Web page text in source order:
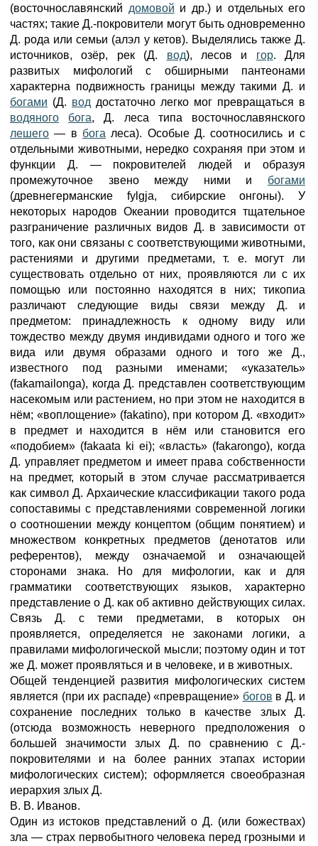
(восточнославянский домовой и др.) и отдельных его
частях; такие Д.-покровители могут быть одновременно
Д. рода или семьи (алэл у кетов). Выделялись также Д.
источников, озёр, рек (Д. вод), лесов и гор. Для
развитых мифологий с обширными пантеонами
характерна подвижность границы между такими Д. и
богами (Д. вод достаточно легко мог превращаться в
водяного
бога, Д. леса типа восточнославянского
лешего — в бога леса). Особые Д. соотносились и с
отдельными животными, нередко сохраняя при этом и
функции Д. — покровителей людей и образуя
промежуточное звено между ними и богами
(древнегерманские fylgja, сибирские онгоны). У
некоторых народов Океании проводится тщательное
разграничение различных видов Д. в зависимости от
того, как они связаны с соответствующими животными,
растениями и другими предметами, т. е. могут ли
существовать отдельно от них, проявляются ли с их
помощью или постоянно находятся в них; тикопиа
различают следующие виды связи между Д. и
предметом: принадлежность к одному виду или
тождество между двумя индивидами одного и того же
вида или двумя образами одного и того же Д.,
известного под разными именами; «указатель»
(fakamailonga), когда Д. представлен соответствующим
насекомым или растением, но при этом не находится в
нём; «воплощение» (fakatino), при котором Д. «входит»
в предмет и находится в нём или становится его
«подобием» (fakaata ki ei); «власть» (fakarongo), когда
Д. управляет предметом и имеет права собственности
на предмет, который в этом случае рассматривается
как символ Д. Архаические классификации такого рода
сопоставимы с представлениями современной логики
о соотношении между концептом (общим понятием) и
множеством конкретных предметов (денотатов или
референтов), между означаемой и означающей
сторонами знака. Но для мифологии, как и для
грамматики соответствующих языков, характерно
представление о Д. как об активно действующих силах.
Связь Д. с теми предметами, в которых он
проявляется, определяется не законами логики, а
правилами мифологической мысли; поэтому один и тот
же Д. может проявляться и в человеке, и в животных.
Общей тенденцией развития мифологических систем
является (при их распаде) «превращение» богов в Д. и
сохранение последних только в качестве злых Д.
(отсюда возможность неверного предположения о
большей значимости злых Д. по сравнению с Д.-
покровителями и на более ранних этапах истории
мифологических систем); оформляется своеобразная
иерархия злых Д.
В. В. Иванов.
Один из истоков представлений о Д. (или божествах)
зла — страх первобытного человека перед грозными и